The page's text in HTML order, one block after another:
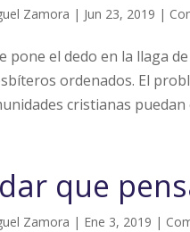
Zamora | Jun 23, 2019 |
pone el dedo en la llaga
ordenados. El
cristianas puedan
que
Zamora | Ene 3, 2019 |